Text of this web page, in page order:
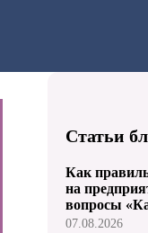
Статьи
Как
на
вопросы
07.08.2026